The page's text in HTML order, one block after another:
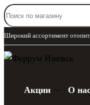
Широкий ассортимент
Акции О